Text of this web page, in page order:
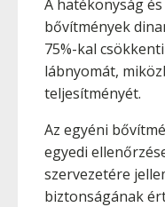
A hatékonyság
bővítmények
75%-kal
lábnyomát,
teljesítményét.
Az egyéni
egyedi
szervezetére
biztonságának